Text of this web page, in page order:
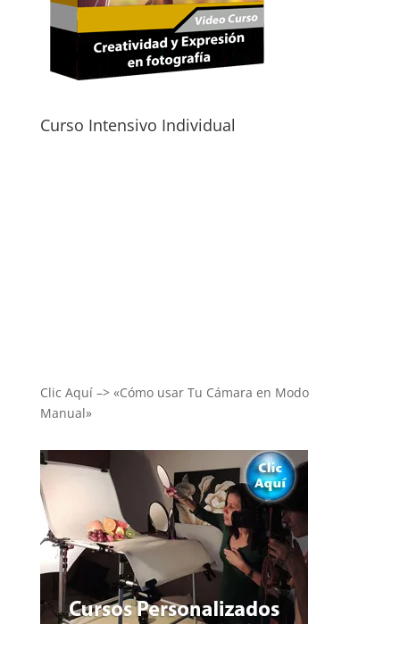
Curso Intensivo Individual
Clic Aquí –> «Cómo usar Tu Cámara en Modo
Manual»